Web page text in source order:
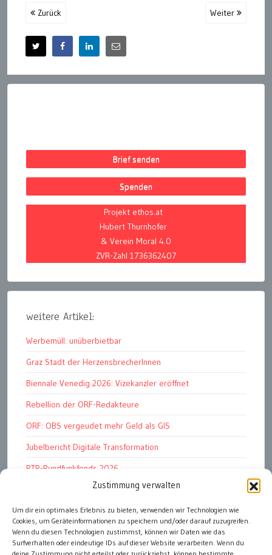
Zustimmung verwalten
Um dir ein optimales Erlebnis zu bieten, verwenden wir Technologien wie
Cookies, um Geräteinformationen zu speichern und/oder darauf zuzugreifen.
Wenn du diesen Technologien zustimmst, können wir Daten wie das
Surfverhalten oder eindeutige IDs auf dieser Website verarbeiten. Wenn du
Zurück Weiter
Brief senden
Spenden
Projekt ethos.at
Hubert Thurnhofer
& Verein Moral 4.0
ZVR-Zahl 1736362407
weitere Artikel:
Werbemüll: unüberbietbar
Graz Stadt der HerzensbrecherInnen
Biennale Venedig 2026: Vizekanzler eröffnet
Rebellion der ORF-Redakteure
ORF: OBS vergeudet mehr Geld als GIS
Jubelbericht Digitale Transformation
RTR-Rundfunkfonds 2026
Kunstmarkt: Noble Begierden
Woher kommen die „Wiederösterreicher“?
DDR 4.0: Der Fall Dr Witzschel u.a.